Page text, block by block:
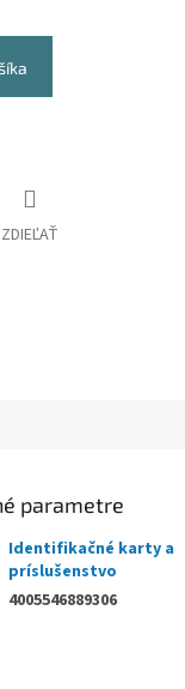
ZDIEĽAŤ
parametre
Identifikačné karty a
príslušenstvo
4005546889306